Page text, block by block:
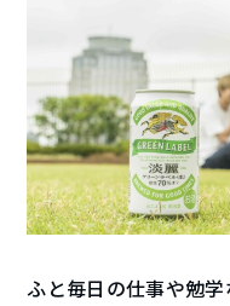
ふと毎日の仕事や勉学